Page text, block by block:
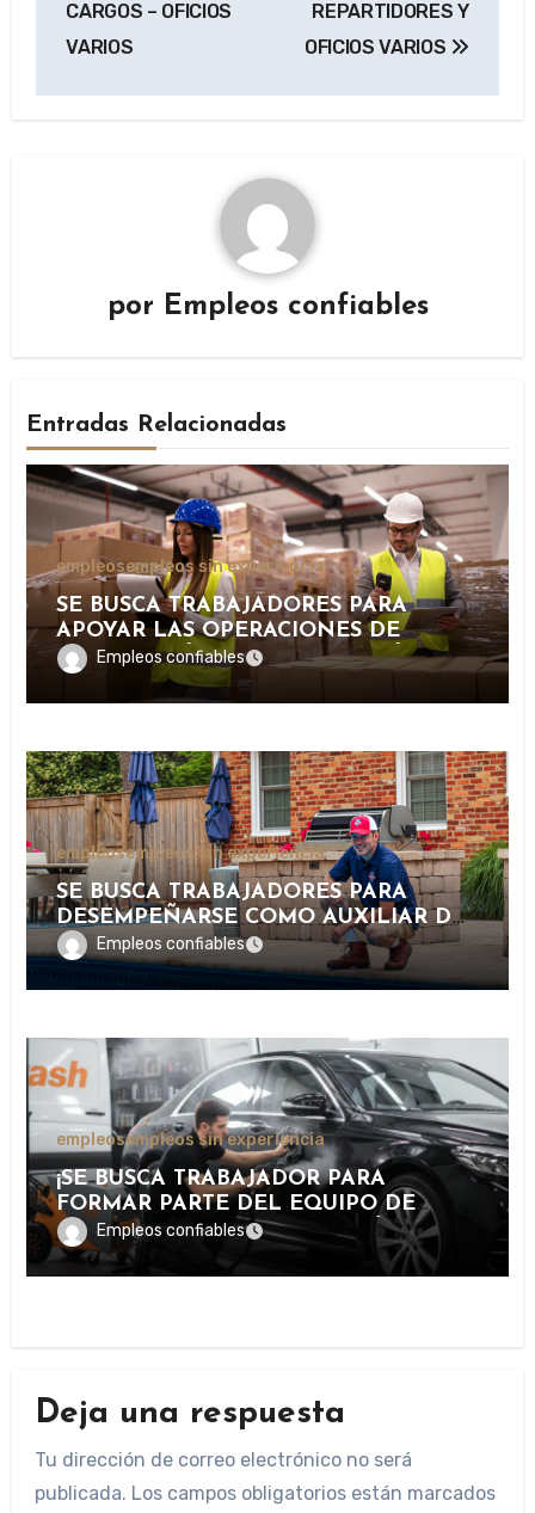
CARGOS – OFICIOS
VARIOS
REPARTIDORES Y
OFICIOS VARIOS
por Empleos confiables
Entradas Relacionadas
empleosempleos sin experiencia
SE BUSCA TRABAJADORES PARA
APOYAR LAS OPERACIONES DE
DISTRIBUCIÓN Y ORGANIZACIÓN DE
PAQUETERÍA EN IMPORTANTE
EMPRESA LOGÍSTICA
Empleos confiables
empleosempleos sin experiencia
SE BUSCA TRABAJADORES PARA
DESEMPEÑARSE COMO AUXILIAR DE
PISCINA EN INSTALACIONES
RECREATIVAS, DEPORTIVAS Y
TURÍSTICAS.
Empleos confiables
empleosempleos sin experiencia
¡SE BUSCA TRABAJADOR PARA
FORMAR PARTE DEL EQUIPO DE
LAVADO Y CUIDADO DE VEHÍCULOS
EN IMPORTANTE CENTRO DE
SERVICIOS AUTOMOTRICES!
Empleos confiables
Deja una respuesta
Tu dirección de correo electrónico no será
publicada. Los campos obligatorios están marcados